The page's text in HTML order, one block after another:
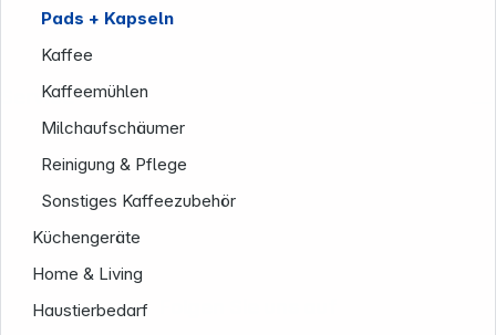
Pads + Kapseln
Kaffee
Kaffeemühlen
Milchaufschäumer
Reinigung & Pflege
Sonstiges Kaffeezubehör
Küchengeräte
Home & Living
Haustierbedarf
Service